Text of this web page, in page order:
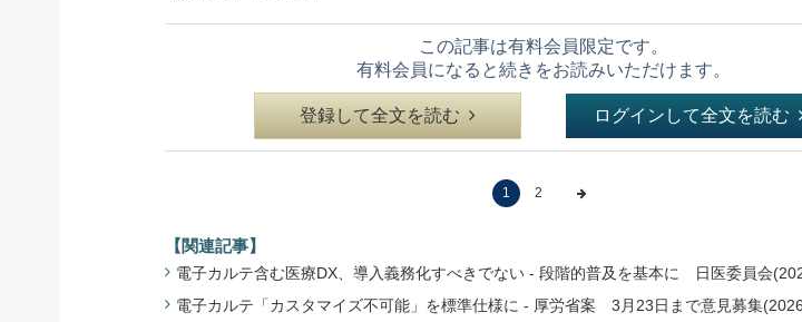
この記事は有料会員限定です。
有料会員になると続きをお読みいただけます。
登録して全文を読む ログインして全文を読む
1 2
【関連記事】
電子カルテ含む医療DX、導入義務化すべきでない - 段階的普及を基本に 日医委員会
電子カルテ「カスタマイズ不可能」を標準仕様に - 厚労省案 3月23日まで意見募集